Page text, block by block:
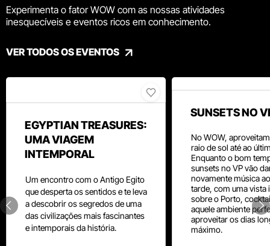
Experimenta o fator WOW com as nossas atividades
inesquecíveis e eventos ricos em conhecimento.
VER TODOS OS EVENTOS
EGYPTIAN TREASURES:
UMA VIAGEM
INTEMPORAL
Um encontro com oAntigo Egito
que desperta os sentidos e te leva
a descobrir os segredos de uma
das civilizações mais fascinantes
e intemporais da história.
SUNSETS NO
No WOW,
raio de sol até ao
Enquanto o bom
sunsets no VP vão
novamente música
tarde, com uma vista
sobre o Porto,
aquele ambiente
aproveitar os dias
máximo.